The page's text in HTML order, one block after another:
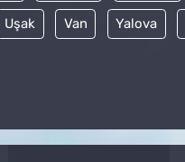
Uşak Van Yalova